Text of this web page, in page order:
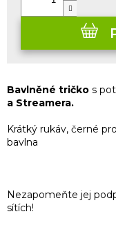
Bavlněné tričko s
a Streamera.
Krátký rukáv, černé
bavlna
Nezapomeňte jej
sítích!